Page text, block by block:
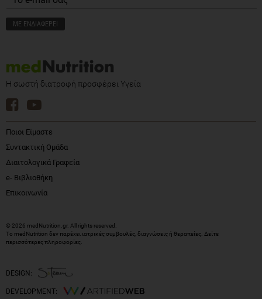
Η σωστή διατροφή προσφέρει Υγεία
Ποιοι Είμαστε
Συντακτική Ομάδα
Διαιτολογικά Γραφεία
e- Βιβλιοθήκη
Επικοινωνία
© 2026 medNutrition.gr. All rights reserved.
Το medNutrition δεν παρέχει ιατρικές συμβουλές, διαγνώσεις ή θεραπείες. Δείτε
περισσότερες πληροφορίες
DESIGN:
DEVELOPMENT: